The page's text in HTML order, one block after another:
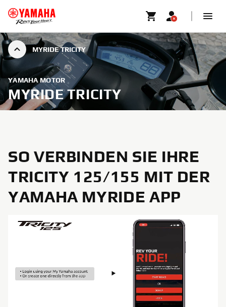
MYRIDE TRICITY
YAMAHA MOTOR
MYRIDE TRICITY
SO VERBINDEN SIE IHRE
TRICITY 125/155 MIT DER
YAMAHA MYRIDE APP